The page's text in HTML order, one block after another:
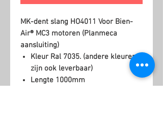
MK-dent slang HO4011 Voor Bien-
Air® MC3 motoren (Planmeca
aansluiting)
Kleur Ral 7035. (andere kleuren
zijn ook leverbaar)
Lengte 1000mm